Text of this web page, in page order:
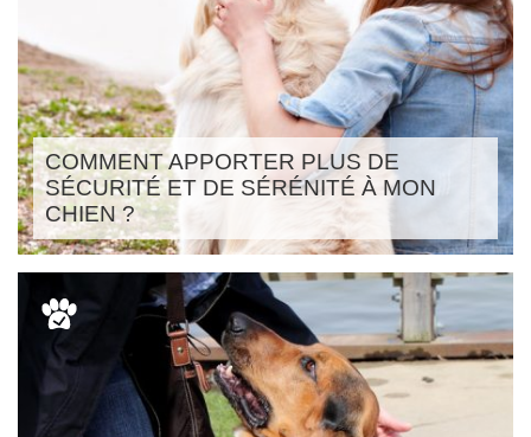
COMMENT APPORTER PLUS DE
SÉCURITÉ ET DE SÉRÉNITÉ À MON
CHIEN ?